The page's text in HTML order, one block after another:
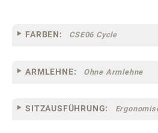
FARBEN: CSE06 Cycle
ARMLEHNE: Ohne Armlehne
SITZAUSFÜHRUNG: